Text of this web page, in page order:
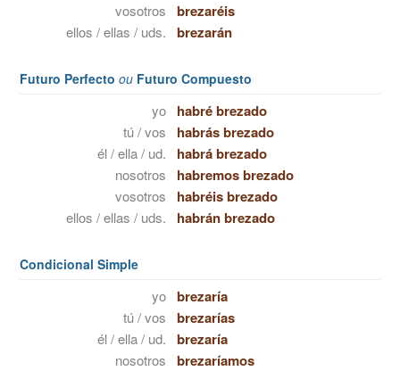
vosotros brezaréis
ellos / ellas / uds. brezarán
Futuro Perfecto ou Futuro Compuesto
yo habré brezado
tú / vos habrás brezado
él / ella / ud. habrá brezado
nosotros habremos brezado
vosotros habréis brezado
ellos / ellas / uds. habrán brezado
Condicional Simple
yo brezaría
tú / vos brezarías
él / ella / ud. brezaría
nosotros brezaríamos